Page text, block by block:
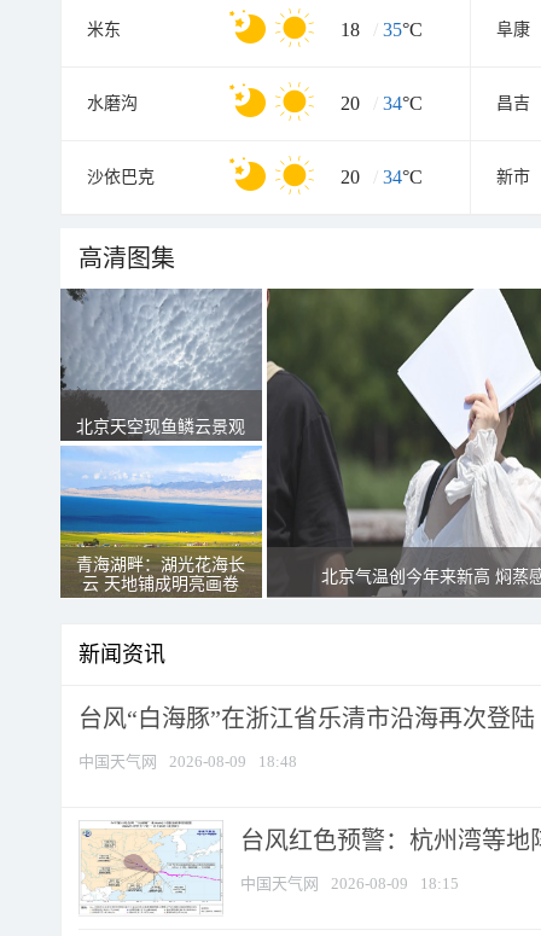
米东 18 / 35°C 阜康
水磨沟 20 / 34°C 昌吉
沙依巴克 20 / 34°C 新市
高清图集
北京天空现鱼鳞云景观
青海湖畔：湖光花海长
云 天地铺成明亮画卷
北京气温创今年来新高 焖蒸
新闻资讯
台风“白海豚”在浙江省乐清市沿海再次登陆
中国天气网 2026-08-09 18:48
台风红色预警：杭州湾等地
中国天气网 2026-08-09 18:15